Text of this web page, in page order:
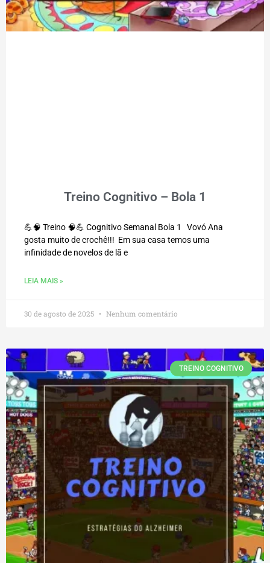
Treino Cognitivo – Bola 1
💪🧠 Treino 🧠💪 Cognitivo Semanal Bola 1 Vovó Ana
gosta muito de crochê!!! Em sua casa temos uma
infinidade de novelos de lã e
LEIA MAIS »
30 de agosto de 2025 Nenhum comentário
TREINO COGNITIVO